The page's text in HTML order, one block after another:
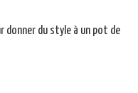
donner du style à un pot de